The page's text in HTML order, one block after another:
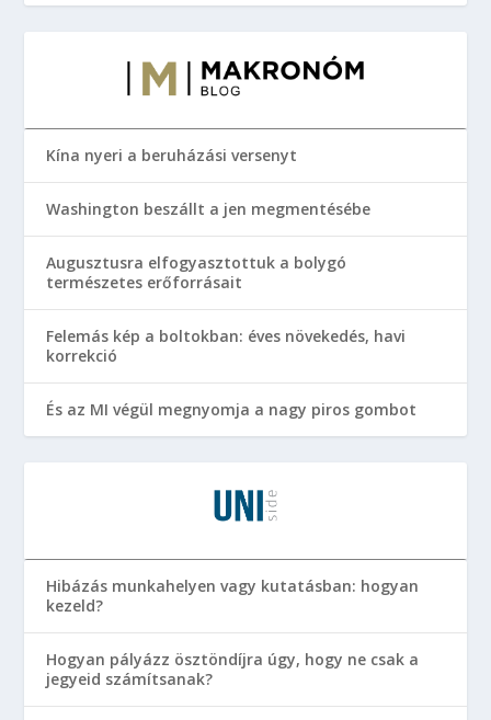
Kína nyeri a beruházási versenyt
Washington beszállt a jen megmentésébe
Augusztusra elfogyasztottuk a bolygó
természetes erőforrásait
Felemás kép a boltokban: éves növekedés, havi
korrekció
És az MI végül megnyomja a nagy piros gombot
Hibázás munkahelyen vagy kutatásban: hogyan
kezeld?
Hogyan pályázz ösztöndíjra úgy, hogy ne csak a
jegyeid számítsanak?